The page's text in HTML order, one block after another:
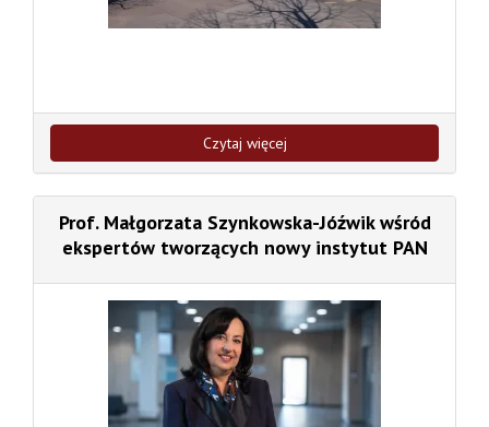
Czytaj więcej
Prof. Małgorzata Szynkowska-Jóźwik wśród
ekspertów tworzących nowy instytut PAN